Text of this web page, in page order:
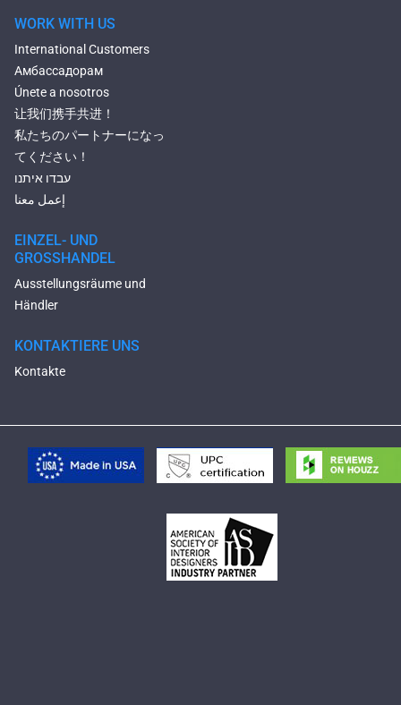
WORK WITH US
International Customers
Амбассадорам
Únete a nosotros
让我们携手共进！
私たちのパートナーになっ
てください！
עבדו איתנו
إعمل معنا
EINZEL- UND
GROSSHANDEL
Ausstellungsräume und
Händler
KONTAKTIERE UNS
Kontakte